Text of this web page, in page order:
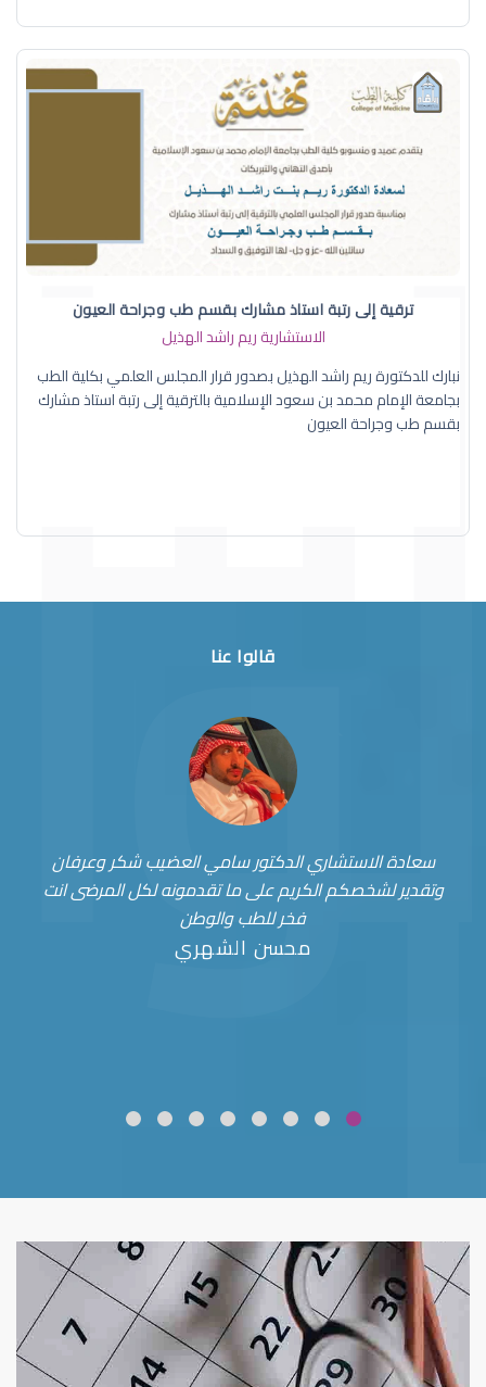
ترقية إلى رتبة استاذ مشارك بقسم طب وجراحة العيون
الاستشارية ريم راشد الهذيل
نبارك للدكتورة ريم راشد الهذيل بصدور قرار المجلس العلمي بكلية الطب
بجامعة الإمام محمد بن سعود الإسلامية بالترقية إلى رتبة استاذ مشارك
بقسم طب وجراحة العيون
قالوا عنا
سعادة الاستشاري الدكتور سامي العضيب شكر وعرفان
وتقدير لشخصكم الكريم على ما تقدمونه لكل المرضى انت
فخر للطب والوطن
محسن الشهري
قلوبال لرعاية العين ضعف نظر